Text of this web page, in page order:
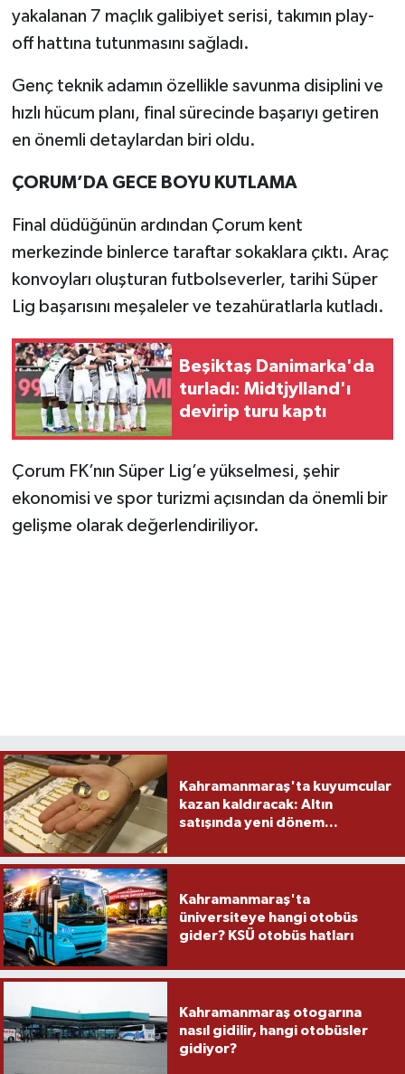
yakalanan 7 maçlık galibiyet serisi, takımın play-
off hattına tutunmasını sağladı.
Genç teknik adamın özellikle savunma disiplini ve
hızlı hücum planı, final sürecinde başarıyı getiren
en önemli detaylardan biri oldu.
ÇORUM’DA GECE BOYU KUTLAMA
Final düdüğünün ardından Çorum kent
merkezinde binlerce taraftar sokaklara çıktı. Araç
konvoyları oluşturan futbolseverler, tarihi Süper
Lig başarısını meşaleler ve tezahüratlarla kutladı.
Beşiktaş Danimarka'da
turladı: Midtjylland'ı
devirip turu kaptı
Çorum FK’nın Süper Lig’e yükselmesi, şehir
ekonomisi ve spor turizmi açısından da önemli bir
gelişme olarak değerlendiriliyor.
Kahramanmaraş'ta kuyumcular
kazan kaldıracak: Altın
satışında yeni dönem...
Kahramanmaraş'ta
üniversiteye hangi otobüs
gider? KSÜ otobüs hatları
Kahramanmaraş otogarına
nasıl gidilir, hangi otobüsler
gidiyor?